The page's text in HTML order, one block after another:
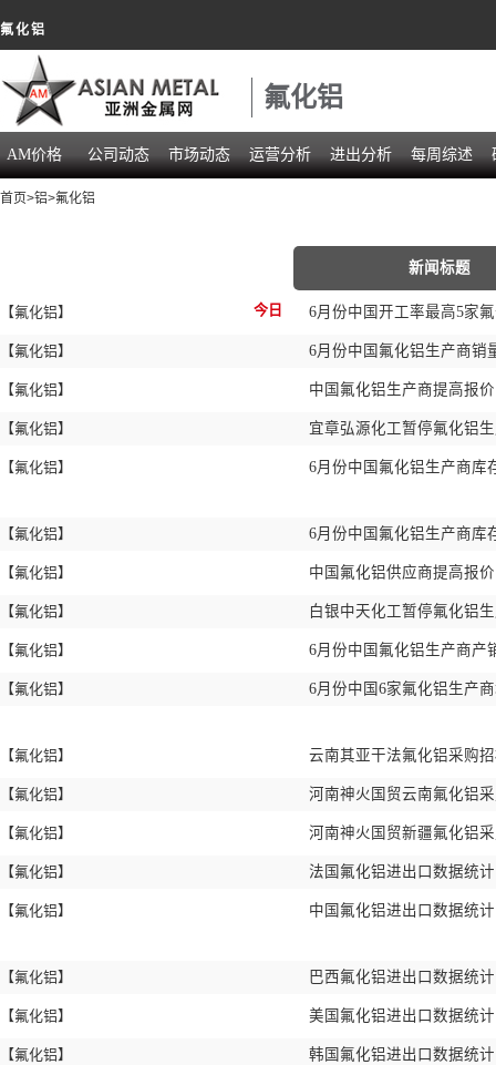
氟化铝
氟化铝
AM价格 公司动态 市场动态 运营分析 进出分析 每周综述
首页>铝>氟化铝
【氟化铝】 今日
【氟化铝】
【氟化铝】
【氟化铝】
【氟化铝】
【氟化铝】
【氟化铝】
【氟化铝】
【氟化铝】
【氟化铝】
【氟化铝】
【氟化铝】
【氟化铝】
【氟化铝】
【氟化铝】
【氟化铝】
【氟化铝】
【氟化铝】
新闻标题
6月份中国开工率最高5家
6月份中国氟化铝生产商销
中国氟化铝生产商提高报
宜章弘源化工暂停氟化铝
6月份中国氟化铝生产商库
6月份中国氟化铝生产商库
中国氟化铝供应商提高报
白银中天化工暂停氟化铝
6月份中国氟化铝生产商产
6月份中国6家氟化铝生产
云南其亚干法氟化铝采购
河南神火国贸云南氟化铝
河南神火国贸新疆氟化铝
法国氟化铝进出口数据统
中国氟化铝进出口数据统
巴西氟化铝进出口数据统
美国氟化铝进出口数据统
韩国氟化铝进出口数据统